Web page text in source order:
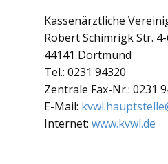
Kassenärztliche
Robert Schimrigk Str.
44141 Dortmund
Tel.: 0231 94320
Zentrale Fax-Nr.‎: ‎0231
E-Mail:
Internet: www.kvwl.de